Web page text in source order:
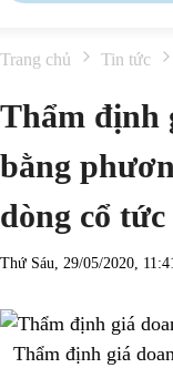
Trang chủ Tin tức
Thẩm định
bằng
dòng cổ tức
Thứ Sáu, 29/05/2020,
Thẩm định giá